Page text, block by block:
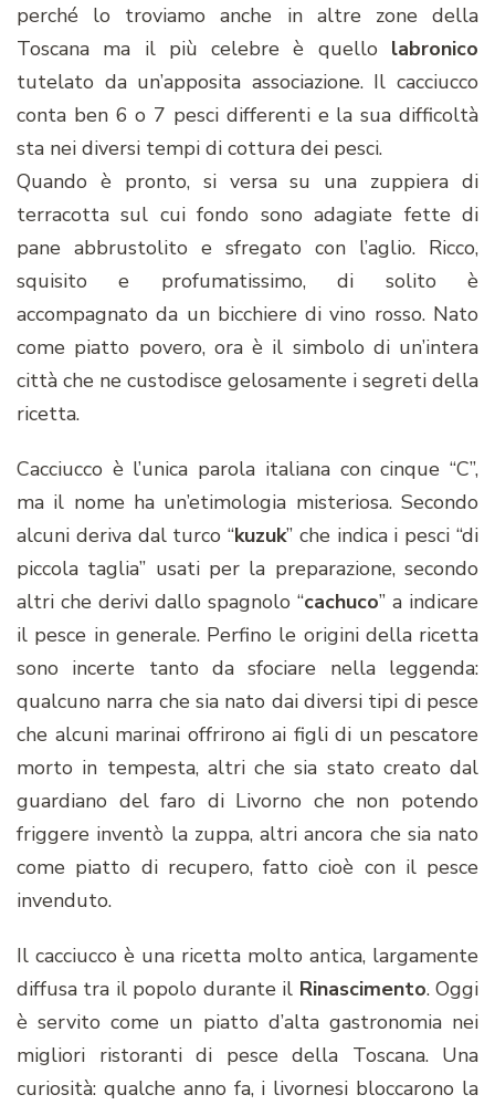
perché lo troviamo anche in altre zone della
Toscana ma il più celebre è quello labronico
tutelato da un’apposita associazione. Il cacciucco
conta ben 6 o 7 pesci differenti e la sua difficoltà
sta nei diversi tempi di cottura dei pesci.
Quando è pronto, si versa su una zuppiera di
terracotta sul cui fondo sono adagiate fette di
pane abbrustolito e sfregato con l’aglio. Ricco,
squisito e profumatissimo, di solito è
accompagnato da un bicchiere di vino rosso. Nato
come piatto povero, ora è il simbolo di un’intera
città che ne custodisce gelosamente i segreti della
ricetta.
Cacciucco è l’unica parola italiana con cinque “C”,
ma il nome ha un’etimologia misteriosa. Secondo
alcuni deriva dal turco “kuzuk” che indica i pesci “di
piccola taglia” usati per la preparazione, secondo
altri che derivi dallo spagnolo “cachuco” a indicare
il pesce in generale. Perfino le origini della ricetta
sono incerte tanto da sfociare nella leggenda:
qualcuno narra che sia nato dai diversi tipi di pesce
che alcuni marinai offrirono ai figli di un pescatore
morto in tempesta, altri che sia stato creato dal
guardiano del faro di Livorno che non potendo
friggere inventò la zuppa, altri ancora che sia nato
come piatto di recupero, fatto cioè con il pesce
invenduto.
Il cacciucco è una ricetta molto antica, largamente
diffusa tra il popolo durante il Rinascimento. Oggi
è servito come un piatto d’alta gastronomia nei
migliori ristoranti di pesce della Toscana. Una
curiosità: qualche anno fa, i livornesi bloccarono la